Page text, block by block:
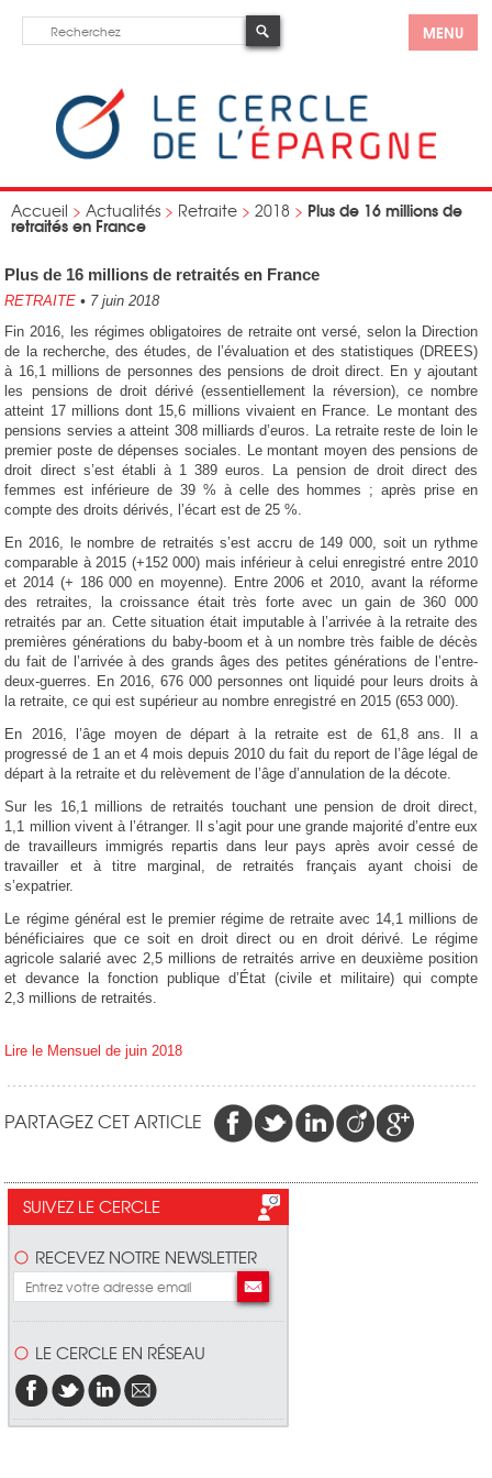
MENU
Accueil > Actualités > Retraite > 2018 > Plus de 16 millions de
retraités en France
Plus de 16 millions de retraités en France
RETRAITE • 7 juin 2018
Fin 2016, les régimes obligatoires de retraite ont versé, selon la Direction
de la recherche, des études, de l’évaluation et des statistiques (DREES)
à 16,1 millions de personnes des pensions de droit direct. En y ajoutant
les pensions de droit dérivé (essentiellement la réversion), ce nombre
atteint 17 millions dont 15,6 millions vivaient en France. Le montant des
pensions servies a atteint 308 milliards d’euros. La retraite reste de loin le
premier poste de dépenses sociales. Le montant moyen des pensions de
droit direct s’est établi à 1 389 euros. La pension de droit direct des
femmes est inférieure de 39 % à celle des hommes ; après prise en
compte des droits dérivés, l’écart est de 25 %.
En 2016, le nombre de retraités s’est accru de 149 000, soit un rythme
comparable à 2015 (+152 000) mais inférieur à celui enregistré entre 2010
et 2014 (+ 186 000 en moyenne). Entre 2006 et 2010, avant la réforme
des retraites, la croissance était très forte avec un gain de 360 000
retraités par an. Cette situation était imputable à l’arrivée à la retraite des
premières générations du baby-boom et à un nombre très faible de décès
du fait de l’arrivée à des grands âges des petites générations de l’entre-
deux-guerres. En 2016, 676 000 personnes ont liquidé pour leurs droits à
la retraite, ce qui est supérieur au nombre enregistré en 2015 (653 000).
En 2016, l’âge moyen de départ à la retraite est de 61,8 ans. Il a
progressé de 1 an et 4 mois depuis 2010 du fait du report de l’âge légal de
départ à la retraite et du relèvement de l’âge d’annulation de la décote.
Sur les 16,1 millions de retraités touchant une pension de droit direct,
1,1 million vivent à l’étranger. Il s’agit pour une grande majorité d’entre eux
de travailleurs immigrés repartis dans leur pays après avoir cessé de
travailler et à titre marginal, de retraités français ayant choisi de
s’expatrier.
Le régime général est le premier régime de retraite avec 14,1 millions de
bénéficiaires que ce soit en droit direct ou en droit dérivé. Le régime
agricole salarié avec 2,5 millions de retraités arrive en deuxième position
et devance la fonction publique d’État (civile et militaire) qui compte
2,3 millions de retraités.
Lire le Mensuel de juin 2018
PARTAGEZ CET ARTICLE
SUIVEZ LE CERCLE
RECEVEZ NOTRE NEWSLETTER
LE CERCLE EN RÉSEAU